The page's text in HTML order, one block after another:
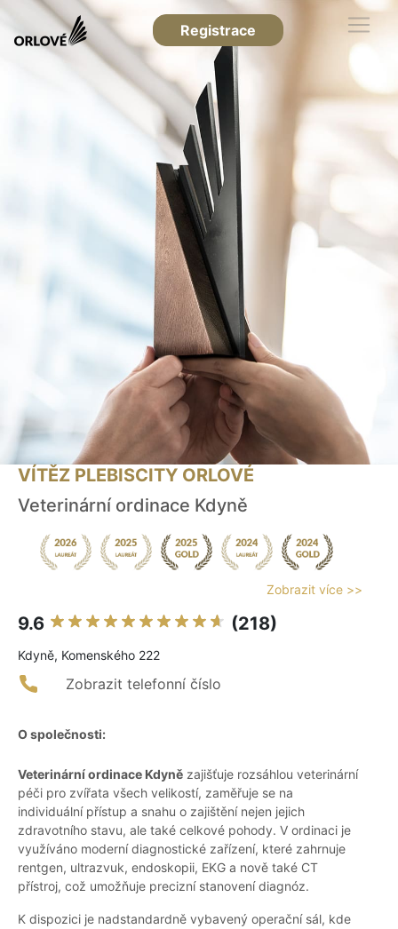
Registrace
VÍTĚZ PLEBISCITY ORLOVÉ
Veterinární ordinace Kdyně
Zobrazit více >>
9.6 (218)
Kdyně, Komenského 222
Zobrazit telefonní číslo
O společnosti:
Veterinární ordinace Kdyně zajišťuje rozsáhlou veterinární
péči pro zvířata všech velikostí, zaměřuje se na
individuální přístup a snahu o zajištění nejen jejich
zdravotního stavu, ale také celkové pohody. V ordinaci je
využíváno moderní diagnostické zařízení, které zahrnuje
rentgen, ultrazvuk, endoskopii, EKG a nově také CT
přístroj, což umožňuje precizní stanovení diagnóz.
K dispozici je nadstandardně vybavený operační sál, kde